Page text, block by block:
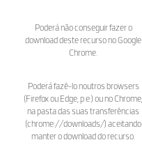
Poderá não conseguir fazer o
download deste recurso no Google
Chrome.
Poderá fazê-lo noutros browsers
(Firefox ou Edge, p.e.) ou no Chrome,
na pasta das suas transferências
(chrome://downloads/) aceitando
manter o download do recurso.